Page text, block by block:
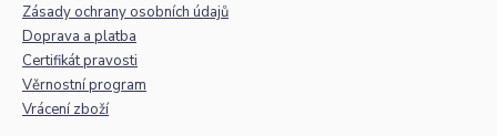
Zásady ochrany osobních údajů
Doprava a platba
Certifikát pravosti
Věrnostní program
Vrácení zboží